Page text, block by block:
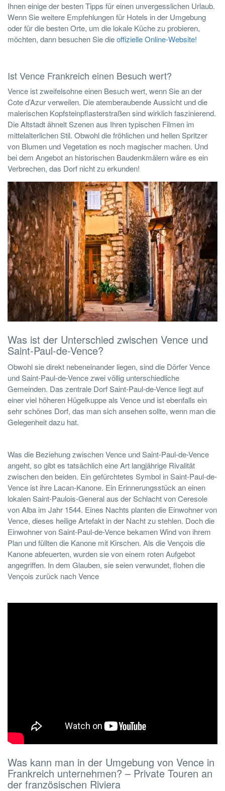
Ihnen einige der besten Tipps für einen unvergesslichen Urlaub.
Wenn Sie weitere Empfehlungen für Hotels in der Umgebung
oder für die besten Orte, um die lokale Küche zu probieren,
möchten, dann besuchen Sie dieoffizielle Online-Website!
Ist Vence Frankreich einen Besuch wert?
Vence ist zweifelsohne einen Besuch wert, wenn Sie an der
Cote d’Azur verweilen. Die atemberaubende Aussicht und die
malerischen Kopfsteinpflasterstraßen sind wirklich faszinierend.
Die Altstadt ähnelt Szenen aus Ihren typischen Filmen im
mittelalterlichen Stil. Obwohl die fröhlichen und hellen Spritzer
von Blumen und Vegetation es noch magischer machen. Und
bei dem Angebot an historischen Baudenkmälern wäre es ein
Verbrechen, das Dorf nicht zu erkunden!
Was ist der Unterschied zwischen Vence und
Saint-Paul-de-Vence?
Obwohl sie direkt nebeneinander liegen, sind die Dörfer Vence
und Saint-Paul-de-Vence zwei völlig unterschiedliche
Gemeinden. Das zentrale Dorf Saint-Paul-de-Vence liegt auf
einer viel höheren Hügelkuppe als Vence und ist ebenfalls ein
sehr schönes Dorf, das man sich ansehen sollte, wenn man die
Gelegenheit dazu hat.
Was die Beziehung zwischen Vence und Saint-Paul-de-Vence
angeht, so gibt es tatsächlich eine Art langjährige Rivalität
zwischen den beiden. Ein gefürchtetes Symbol in Saint-Paul-de-
Vence ist ihre Lacan-Kanone. Ein Erinnerungsstück an einen
lokalen Saint-Paulois-General aus der Schlacht von Ceresole
von Alba im Jahr 1544. Eines Nachts planten die Einwohner von
Vence, dieses heilige Artefakt in der Nacht zu stehlen. Doch die
Einwohner von Saint-Paul-de-Vence bekamen Wind von ihrem
Plan und füllten die Kanone mit Kirschen. Als die Vençois die
Kanone abfeuerten, wurden sie von einem roten Aufgebot
angegriffen. In dem Glauben, sie seien verwundet, flohen die
Vençois zurück nach Vence
Was kann man in der Umgebung von Vence in
Frankreich unternehmen? – Private Touren an
der französischen Riviera